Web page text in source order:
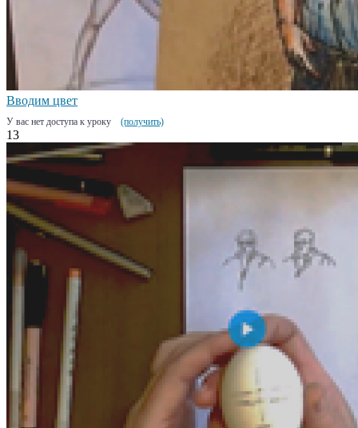
Вводим цвет
У вас нет доступа к уроку (получить)
13